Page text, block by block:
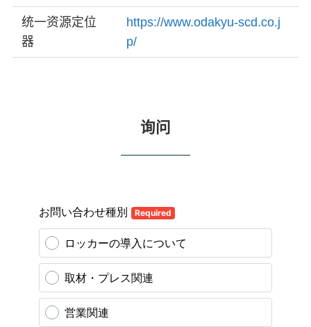
统一资源定位
器
https://www.odakyu-scd.co.j
p/
询问